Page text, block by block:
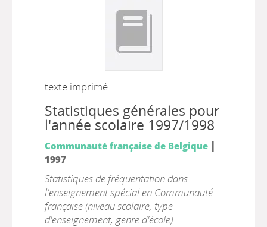
texte imprimé
Statistiques générales pour
l'année scolaire 1997/1998
Communauté française de Belgique |
1997
Statistiques de fréquentation dans
l'enseignement spécial en Communauté
française (niveau scolaire, type
d'enseignement, genre d'école)